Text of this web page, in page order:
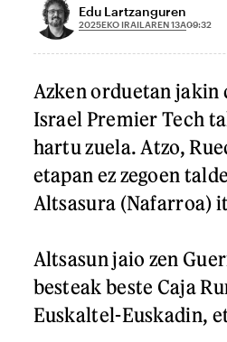
Edu Lartzanguren
2025EKO IRAILAREN 13A09:32
Azken orduetan jakin
Israel Premier Tech
hartu zuela. Atzo,
etapan ez zegoen
Altsasura (Nafarroa)
Altsasun jaio zen
besteak beste Caja
Euskaltel-Euskadin,